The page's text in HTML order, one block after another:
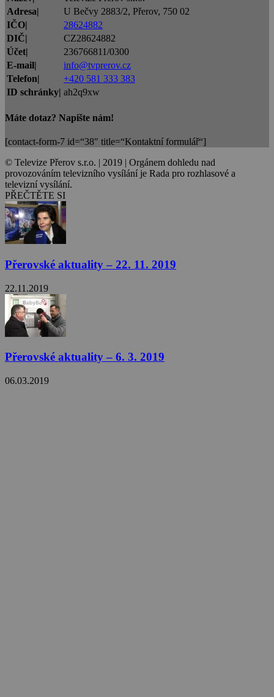
Adresa|
U Bečvy 2883/2, Přerov, 750 02
IČO|
28624882
DIČ|
CZ28624882
Účet|
236766811/0300
E-mail|
info@tvprerov.cz
Telefon|
+420 581 333 383
ID schránky| ah2q9xw
Máte dotaz? Napište nám!
[contact-form-7 id=“38″ title=“Kontaktní formulář“]
© Televize Přerov s.r.o. | 2019 | Orgánem dohledu nad
provozováním televizního vysílání je Rada pro rozhlasové a
televizní vysílání.
PŘEČTĚTE SI
Přerovské aktuality – 22. 11. 2019
22.11.2019
Přerovské aktuality – 6. 3. 2019
06.03.2019